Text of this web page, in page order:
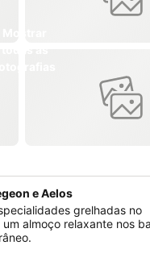
e Aelos
grelhadas no
almoço relaxante nos